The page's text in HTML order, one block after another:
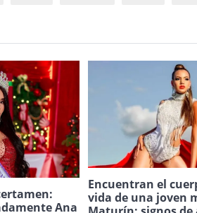
Ana
Encuentran el
vida de una joven